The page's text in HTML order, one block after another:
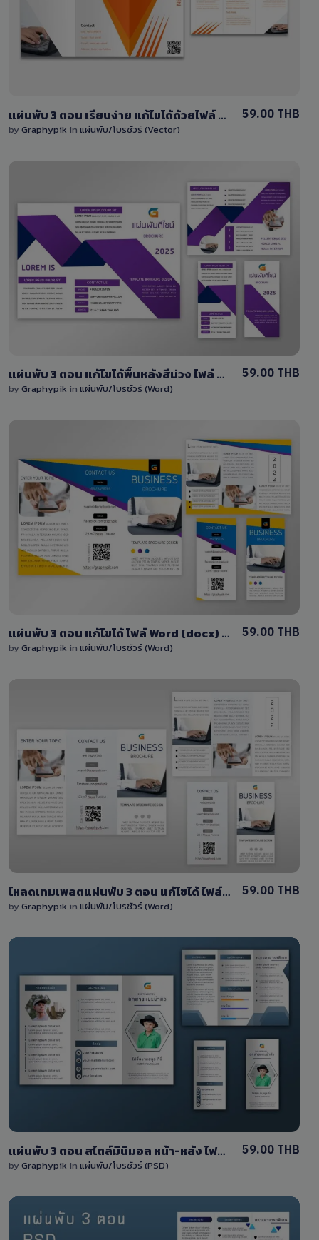
0 Sale
แผ่นพับ 3 ตอน เรียบง่าย แก้ไขได้ด้วยไฟล์ EPS (Vector) ครบชุด หน้า-หลัง
by Graphypik in แผ่นพับ/โบรชัวร์ (Vector)
59.00 THB
View Details
5 Sales
แผ่นพับ 3 ตอน แก้ไขได้พื้นหลังสีม่วง ไฟล์ Word (docx) ด้านหน้าและหลัง
by Graphypik in แผ่นพับ/โบรชัวร์ (Word)
59.00 THB
View Details
1 Sale
แผ่นพับ 3 ตอน แก้ไขได้ ไฟล์ Word (docx) หน้า-หลัง
by Graphypik in แผ่นพับ/โบรชัวร์ (Word)
59.00 THB
View Details
0 Sale
โหลดเทมเพลตแผ่นพับ 3 ตอน แก้ไขได้ ไฟล์ Word (docx) พื้นหลังเรียบง่าย หน้า-หลัง
by Graphypik in แผ่นพับ/โบรชัวร์ (Word)
59.00 THB
View Details
2 Sales
แผ่นพับ 3 ตอน สไตล์มินิมอล หน้า-หลัง ไฟล์ PSD แก้ไขได้เอง
by Graphypik in แผ่นพับ/โบรชัวร์ (PSD)
59.00 THB